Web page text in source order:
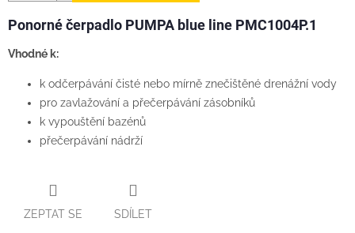
Ponorné čerpadlo PUMPA blue line PMC1004P.1
Vhodné k:
k odčerpávání čisté nebo mírně znečištěné drenážní vody
pro zavlažování a přečerpávání zásobníků
k vypouštění bazénů
přečerpávání nádrží
ZEPTAT SE SDÍLET